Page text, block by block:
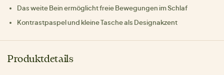
Das weite Bein ermöglicht freie Bewegungen im Schlaf
Kontrastpaspel und kleine Tasche als Designakzent
Produktdetails